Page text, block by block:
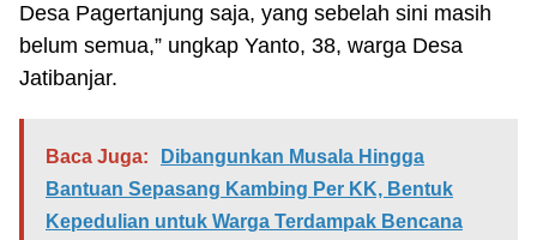
Desa Pagertanjung saja, yang sebelah sini masih
belum semua,” ungkap Yanto, 38, warga Desa
Jatibanjar.
Baca Juga:
Dibangunkan Musala Hingga
Bantuan Sepasang Kambing Per KK, Bentuk
Kepedulian untuk Warga Terdampak Bencana